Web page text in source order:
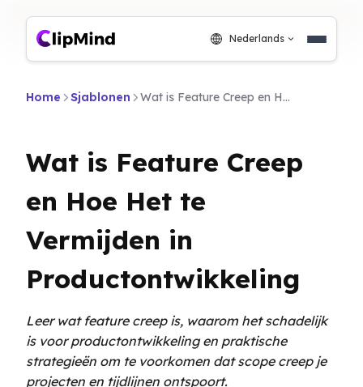
Nederlands
Home Sjablonen Wat is Feature Creep en Hoe Het te Vermijden in Productontwikkeling
Wat is Feature Creep
en Hoe Het te
Vermijden in
Productontwikkeling
Leer wat feature creep is, waarom het schadelijk
is voor productontwikkeling en praktische
strategieën om te voorkomen dat scope creep je
projecten en tijdlijnen ontspoort.